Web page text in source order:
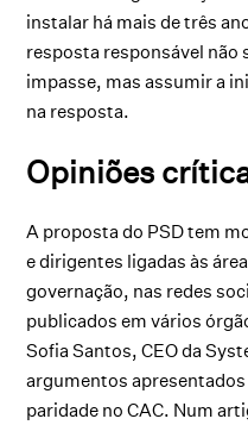
instalar há mais de três
resposta responsável não
impasse, mas assumir a
na resposta.
Opiniões
A proposta do PSD tem
e dirigentes ligadas às
governação, nas redes
publicados em vários
Sofia Santos, CEO da
argumentos
paridade no CAC. Num